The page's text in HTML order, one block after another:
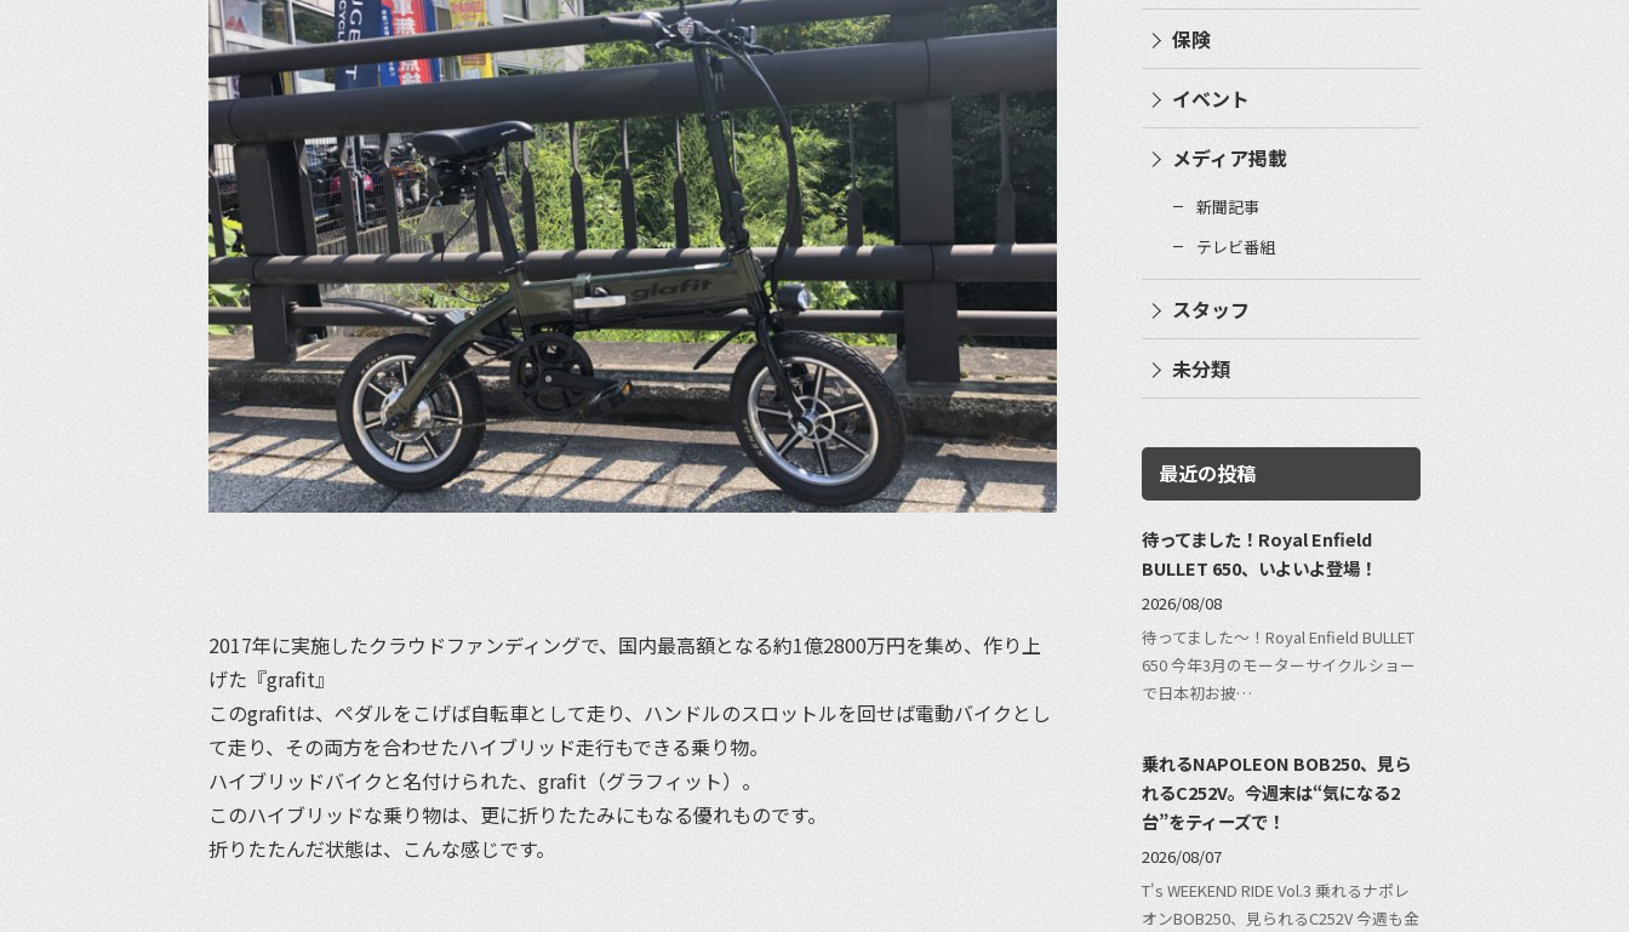
2017年に実施したクラウドファンディングで、国内最高額となる約1億2800万円を集め、作り上
げた『grafit』
このgrafitは、ペダルをこげば自転車として走り、ハンドルのスロットルを回せば電動バイクとし
て走り、その両方を合わせたハイブリッド走行もできる乗り物。
ハイブリッドバイクと名付けられた、grafit（グラフィット）。
このハイブリッドな乗り物は、更に折りたたみにもなる優れものです。
折りたたんだ状態は、こんな感じです。
保険
イベント
メディア掲載
新聞記事
テレビ番組
スタッフ
未分類
最近の投稿
待ってました！Royal Enfield
BULLET 650、いよいよ登場！
2026/08/08
待ってました〜！Royal Enfield BULLET
650 今年3月のモーターサイクルショー
で日本初お披…
乗れるNAPOLEON BOB250、見ら
れるC252V。今週末は“気になる2
台”をティーズで！
2026/08/07
T's WEEKEND RIDE Vol.3 乗れるナポレ
オンBOB250、見られるC252V 今週も金